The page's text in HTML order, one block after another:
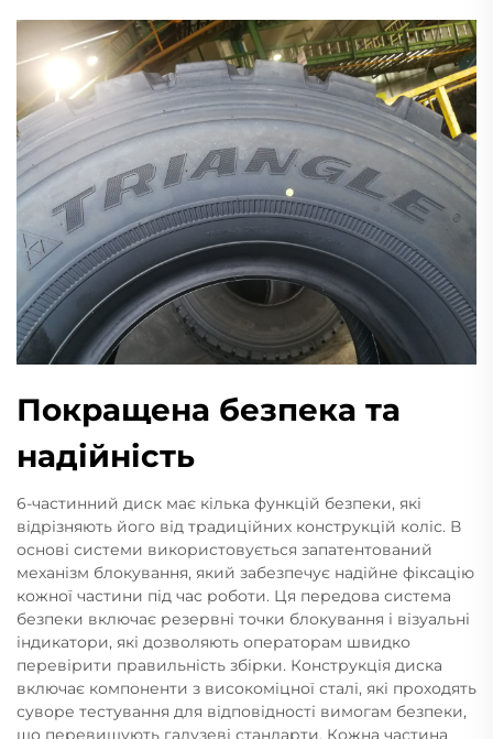
Покращена безпека та
надійність
6-частинний диск має кілька функцій безпеки, які
відрізняють його від традиційних конструкцій коліс. В
основі системи використовується запатентований
механізм блокування, який забезпечує надійне фіксацію
кожної частини під час роботи. Ця передова система
безпеки включає резервні точки блокування і візуальні
індикатори, які дозволяють операторам швидко
перевірити правильність збірки. Конструкція диска
включає компоненти з високоміцної сталі, які проходять
суворе тестування для відповідності вимогам безпеки,
що перевищують галузеві стандарти. Кожна частина